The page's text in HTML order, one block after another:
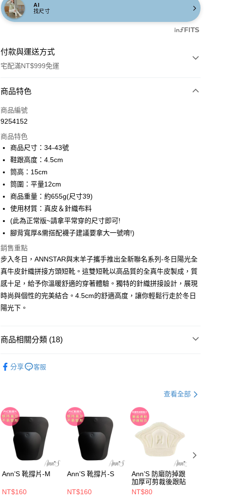
AI
找尺寸
付款與運送方式
宅配滿NT$999免運
付款方式
信用卡一次付款
3 期 0 利率 每期NT$1,093
合作金庫商業銀行
華南商業銀行
國泰世華商業銀行
臺灣中小企業銀行
匯豐（台灣）商業銀行
聯邦商業銀行
遠東國際商業銀行
元大商業銀行
永豐商業銀行
台新國際商業銀行
台灣樂天信用卡公司
6 期 0 利率 每期
合作金庫商業銀行
華南商業銀行
上海商業儲蓄銀行
臺灣中小企業銀行
匯豐（台灣）商業銀行
華泰商業銀行
聯邦商業銀行
遠東國際商業銀行
元大商業銀行
台新國際商業銀行
中國信託商業銀行
台灣樂天信用卡公司
購物金
LINE Pay
Apple Pay
街口支付
悠遊付
Google Pay
全支付
大哥付你分期
相關說明
2.付款方式選擇「大哥付你分期」，訂單成立後會自動跳轉到大哥付的交易
3.實際核准額度、可分期數及費用金額請依後續交易確認頁面所載為準。
1.分期款項不併入電信帳單，「大哥付你分期」於每月結算日後寄送繳費提
醒簡訊。
2.透過簡訊連結打開帳單後，可選擇「超商條碼／台灣大直營門市／銀行轉
帳／街口支付／iPASS MONEY」等通路繳費。
【注意事項】
1.本服務係由「台灣大哥大股份有限公司」（以下簡稱本公司）所提供，讓
用戶於交易時，得透過本服務購買商品或服務，並由商店將買賣／分期付
款買賣價金債權讓與本公司後，依約使用本公司帳單繳交帳款。
2.基於同意付款使用「大哥付你分期」之契約關係目的，商店將以您的個人
相關說明
便利好安心！
【「AFTEE先享後付」結帳流程】
１．於結帳方式選擇「AFTEE先享後付」後，將跳轉至「AFTEE先享後
付」結帳頁面，進行簡訊認證並確認金額後，即可完成結帳。
２．訂單成立數日內，您將收到繳費通知簡訊。
３．收到繳費通知簡訊後14天內，點擊此簡訊中的連結，可透過四大超商
／ATM／網路銀行／等多元方式進行付款，方視為交易完成。
※ 請注意：結帳手續完成當下不需立刻繳費，但若您需要取消訂單，請聯
絡購買商品的店家。未經商家同意取消之訂單仍視為有效，需透過AFTEE
※ 交易是否成功請以「AFTEE先享後付 」之結帳頁面顯示為準，若有關於
宅配
每筆NT$100，滿NT$999(含以上)免運費
國家/地區配送(非順豐配送，勿填寫順豐智能櫃地址) 查看運費
國家/地區配送(限中國大陸地區) 查看運費
商品特色
商品編號
9254152
商品特色
商品尺寸：34-43號
鞋跟高度：4.5cm
筒高：15cm
筒圍：平量12cm
商品重量：約655g(尺寸39)
使用材質：真皮＆針織布料
(此為正常版~請拿平常穿的尺寸即可!
腳背寬厚&需搭配襪子建議要拿大一號唷!)
銷售重點
步入冬日，ANNSTAR與末羊子攜手推出全新聯名系列-冬日陽光全
真牛皮針織拼接方頭短靴。這雙短靴以高品質的全真牛皮製成，質
感十足，給予你溫暖舒適的穿著體驗。獨特的針織拼接設計，展現
時尚與個性的完美結合。4.5cm的舒適高度，讓你輕鬆行走於冬日
陽光下。
商品相關分類 (18)
全尺碼34-44號
本周新品
流行女鞋 【全真皮鞋款系列】
選顏色 米白、杏色
選款式 短靴
分享 客服
查看全部
Ann’S 靴撐片-M
NT$160
Ann’S 靴撐片-S
NT$160
Ann’S 防磨防掉跟
加厚可剪裁後跟貼
NT$80